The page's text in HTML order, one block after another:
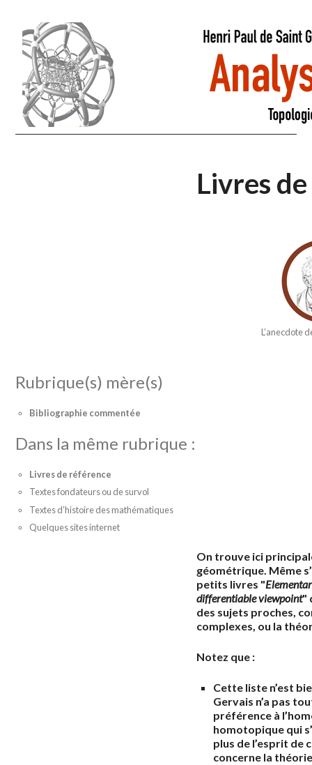
Livres
L’anecdote
Rubrique(s) mère(s)
Bibliographie commentée
Dans la même rubrique :
Livres de référence
Textes fondateurs ou de survol
Textes d’histoire des mathématiques
Quelques sites internet
On trouve ici
géométrique. Même
petits livres "
differentiable viewpoint"
des sujets proches,
complexes, ou la
Notez que :
Cette liste n’est
Gervais n’a pas
préférence à
homotopique qui
plus de l’esprit de
concerne la